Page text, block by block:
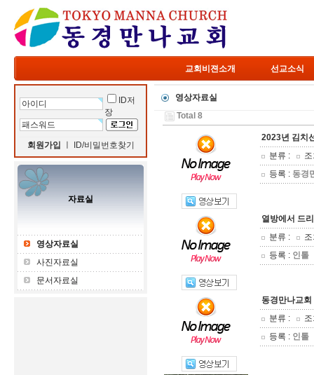
교회비젼소개 선교소식
ID저
장
회원가입 ID/비밀번호찾기
자료실
영상자료실
사진자료실
문서자료실
영상자료실
Total 8
2023년 김치
분류 :
조
등록 : 동경
열방에서 드
분류 :
조
등록 : 인톨
동경만나교
분류 :
조
등록 : 인톨